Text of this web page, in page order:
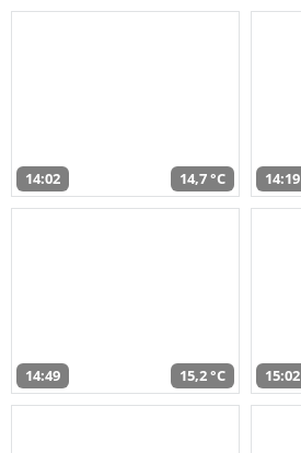
14:02 14,7 °C 14:19
14:49 15,2 °C 15:02